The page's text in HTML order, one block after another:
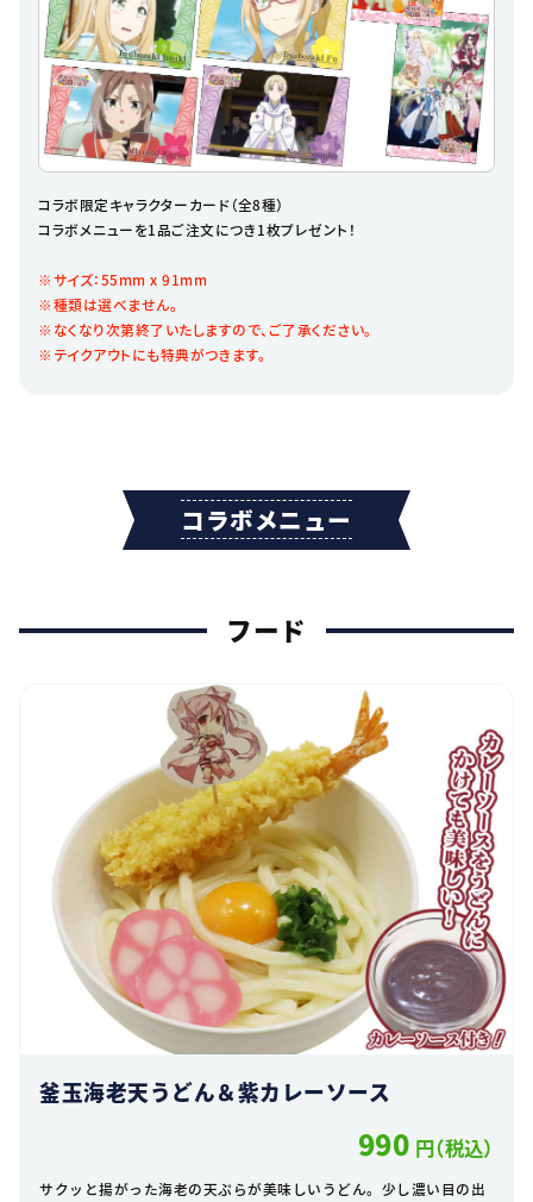
コラボ限定キャラクターカード（全8種）
コラボメニューを1品ご注文につき1枚プレゼント！
※サイズ：55mm x 91mm
※種類は選べません。
※なくなり次第終了いたしますので、ご了承ください。
※テイクアウトにも特典がつきます。
コラボメニュー
フード
釜玉海老天うどん＆紫カレーソース
990 円（税込）
サクッと揚がった海老の天ぷらが美味しいうどん。少し濃い目の出